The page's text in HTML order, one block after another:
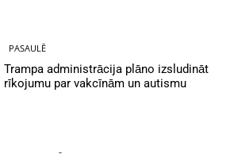
PASAULĒ
Trampa administrācija plāno izsludināt
rīkojumu par vakcīnām un autismu